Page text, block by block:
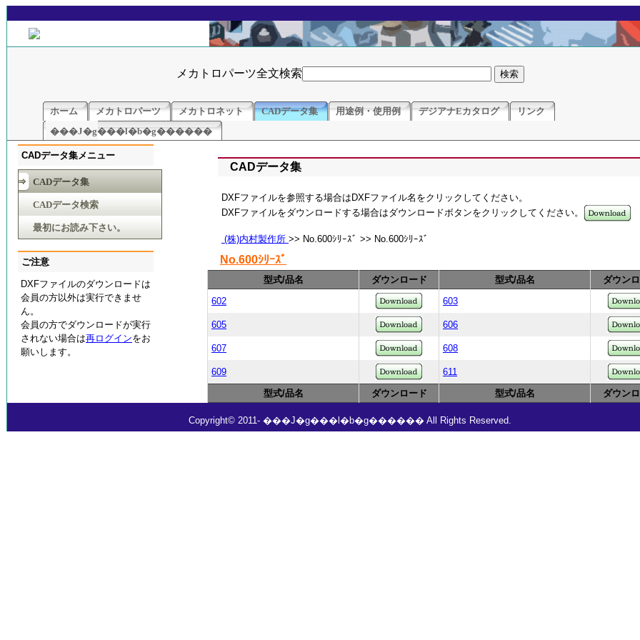
メカトロパーツ全文検索
ホーム メカトロパーツ メカトロネット CADデータ集 用途例・使用例 デジアナEカタログ
リンク
���J�g���l�b�g������
CADデータ集
DXFファイルを参照する場合はDXFファイル名をクリックしてください。
DXFファイルをダウンロードする場合はダウンロードボタンをクリックしてください。
(株)内村製作所 >> No.600ｼﾘｰｽﾞ >> No.600ｼﾘｰｽﾞ
No.600ｼﾘｰｽﾞ
型式/品名 ダウンロード 型式/品名 ダウン
型式/品名 ダウンロード 型式/品名 ダウン
602 603
605 606
607 608
609 611
CADデータ集メニュー
CADデータ集
CADデータ検索
最初にお読み下さい。
ご注意
DXFファイルのダウンロードは
会員の方以外は実行できませ
ん。
会員の方でダウンロードが実行
されない場合は再ログインをお
願いします。
Copyright© 2011- ���J�g���l�b�g������ All Rights Reserved.